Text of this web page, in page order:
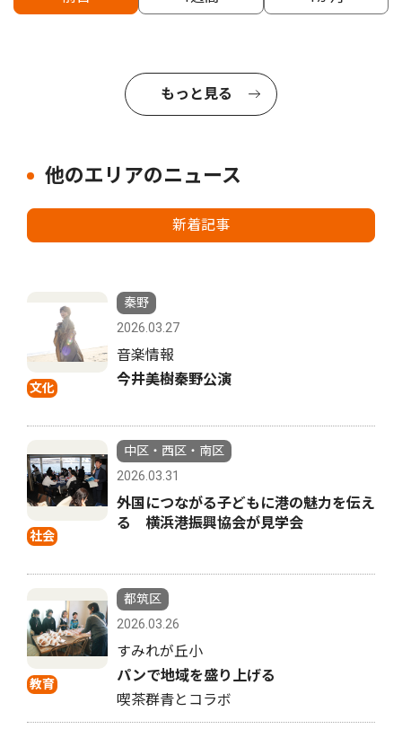
もっと見る
他のエリアのニュース
新着記事
文化
秦野
2026.03.27
音楽情報
今井美樹秦野公演
社会
中区・西区・南区
2026.03.31
外国につながる子どもに港の魅力を伝え
る 横浜港振興協会が見学会
教育
都筑区
2026.03.26
すみれが丘小
パンで地域を盛り上げる
喫茶群青とコラボ